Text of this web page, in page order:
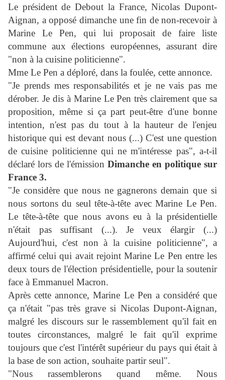
Le président de Debout la France, Nicolas Dupont-
Aignan, a opposé dimanche une fin de non-recevoir à
Marine Le Pen, qui lui proposait de faire liste
commune aux élections européennes, assurant dire
"non à la cuisine politicienne".
Mme Le Pen a déploré, dans la foulée, cette annonce.
"Je prends mes responsabilités et je ne vais pas me
dérober. Je dis à Marine Le Pen très clairement que sa
proposition, même si ça part peut-être d'une bonne
intention, n'est pas du tout à la hauteur de l'enjeu
historique qui est devant nous (...) C'est une question
de cuisine politicienne qui ne m'intéresse pas", a-t-il
déclaré lors de l'émission Dimanche en politique sur
France 3.
"Je considère que nous ne gagnerons demain que si
nous sortons du seul tête-à-tête avec Marine Le Pen.
Le tête-à-tête que nous avons eu à la présidentielle
n'était pas suffisant (...). Je veux élargir (...)
Aujourd'hui, c'est non à la cuisine politicienne", a
affirmé celui qui avait rejoint Marine Le Pen entre les
deux tours de l'élection présidentielle, pour la soutenir
face à Emmanuel Macron.
Après cette annonce, Marine Le Pen a considéré que
ça n'était "pas très grave si Nicolas Dupont-Aignan,
malgré les discours sur le rassemblement qu'il fait en
toutes circonstances, malgré le fait qu'il exprime
toujours que c'est l'intérêt supérieur du pays qui était à
la base de son action, souhaite partir seul".
"Nous rassemblerons quand même. Nous